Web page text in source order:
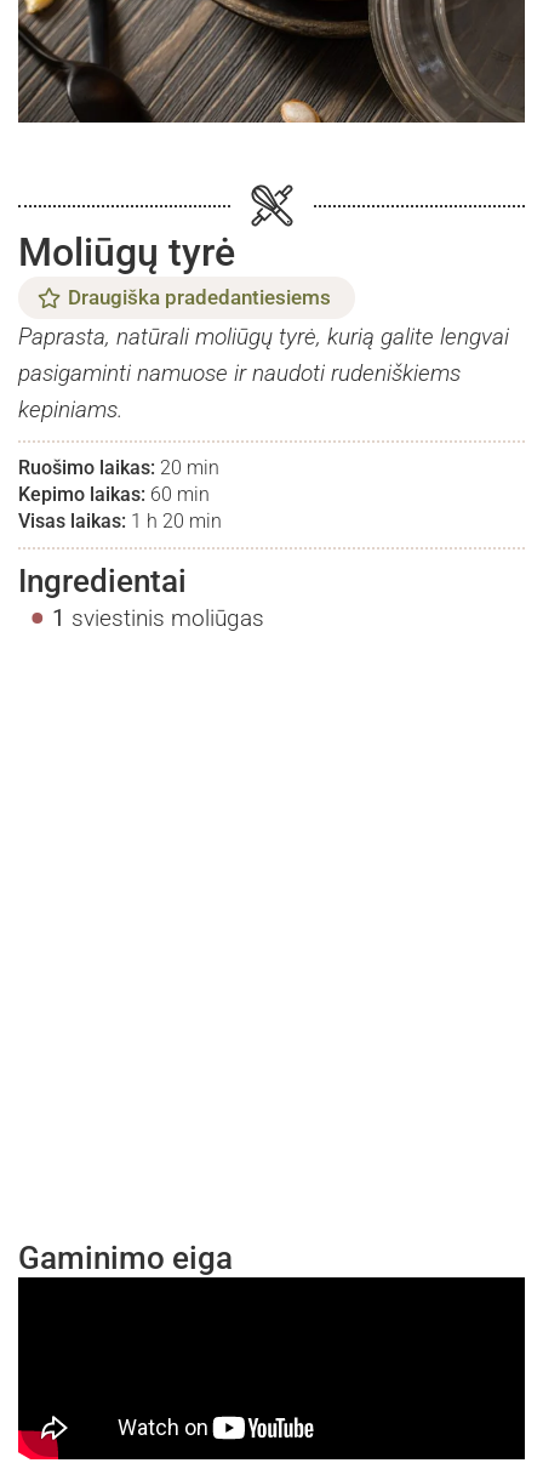
Moliūgų tyrė
Draugiška pradedantiesiems
Paprasta, natūrali moliūgų tyrė, kurią galite lengvai
pasigaminti namuose ir naudoti rudeniškiems
kepiniams.
Ruošimo laikas: 20 min
Kepimo laikas: 60 min
Visas laikas: 1 h 20 min
Ingredientai
1 sviestinis moliūgas
Gaminimo eiga